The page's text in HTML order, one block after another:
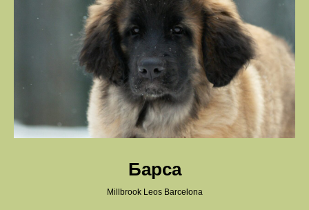
Барса
Millbrook Leos Barcelona